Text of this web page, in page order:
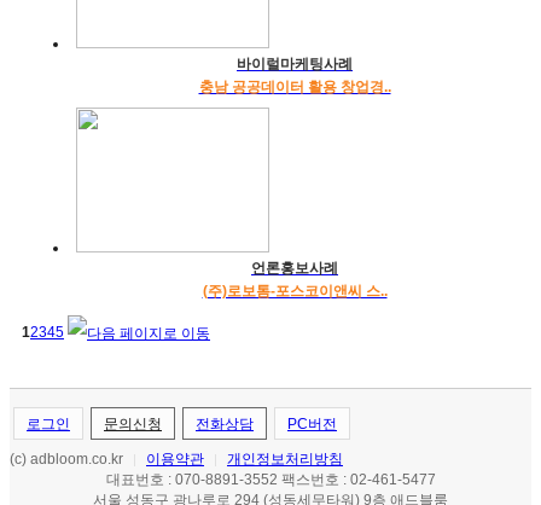
바이럴마케팅사례
충남 공공데이터 활용 창업경..
언론홍보사례
(주)로보톰-포스코이앤씨 스..
12345
로그인 문의신청 전화상담 PC버전
(c) adbloom.co.kr 이용약관
개인정보처리방침
대표번호 : 070-8891-3552 팩스번호 : 02-461-5477
서울 성동구 광나루로 294 (성동세무타워) 9층 애드블룸